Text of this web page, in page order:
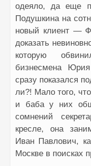
одеяло, да еще
Подушкина на
новый клиент —
доказать
которую
бизнесмена
сразу показался
ли?! Мало того,
и баба у них
сомнений
кресле, она
Иван Павлович,
Москве в поисках